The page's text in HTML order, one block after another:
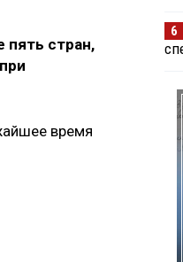
пять стран,
время
6